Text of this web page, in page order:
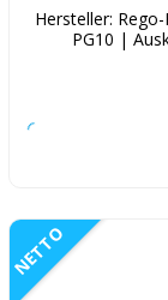
Hersteller:
PG10 |
NETTO